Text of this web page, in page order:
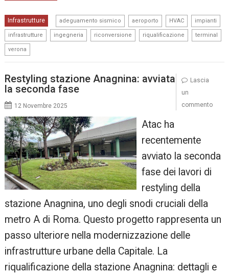
Infrastrutture adeguamento sismico aeroporto HVAC impianti
infrastrutture ingegneria riconversione riqualificazione terminal
verona
Restyling stazione Anagnina: avviata
la seconda fase
12 Novembre 2025
Atac ha
recentemente
avviato la seconda
fase dei lavori di
restyling della
stazione Anagnina, uno degli snodi cruciali della
metro A di Roma. Questo progetto rappresenta un
passo ulteriore nella modernizzazione delle
infrastrutture urbane della Capitale. La
riqualificazione della stazione Anagnina: dettagli e
Lascia
un
commento